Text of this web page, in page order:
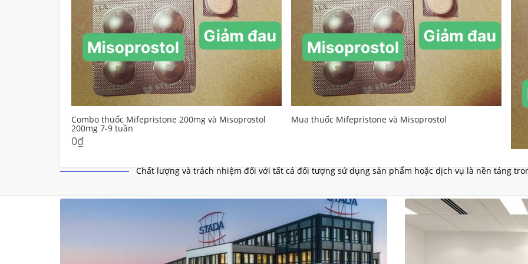
Mua thuốc Mifepristone và Misoprostol
Combo: Liệu Trình thuốc phá thai từ 16 đến 18 tuần
0₫
0₫
Chất lượng và trách nhiệm đối với tất cả đối tượng sử dụng sản phẩm hoặc dịch vụ là nền tảng